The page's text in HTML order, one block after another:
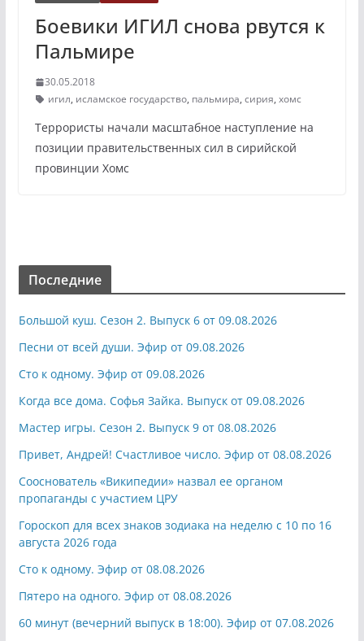
Боевики ИГИЛ снова рвутся к
Пальмире
30.05.2018
игил, исламское государство, пальмира, сирия, хомс
Террористы начали масштабное наступление на
позиции правительственных сил в сирийской
провинции Хомс
Последние
Большой куш. Сезон 2. Выпуск 6 от 09.08.2026
Песни от всей души. Эфир от 09.08.2026
Сто к одному. Эфир от 09.08.2026
Когда все дома. Софья Зайка. Выпуск от 09.08.2026
Мастер игры. Сезон 2. Выпуск 9 от 08.08.2026
Привет, Андрей! Счастливое число. Эфир от 08.08.2026
Сооснователь «Википедии» назвал ее органом
пропаганды с участием ЦРУ
Гороскоп для всех знаков зодиака на неделю с 10 по 16
августа 2026 года
Сто к одному. Эфир от 08.08.2026
Пятеро на одного. Эфир от 08.08.2026
60 минут (вечерний выпуск в 18:00). Эфир от 07.08.2026